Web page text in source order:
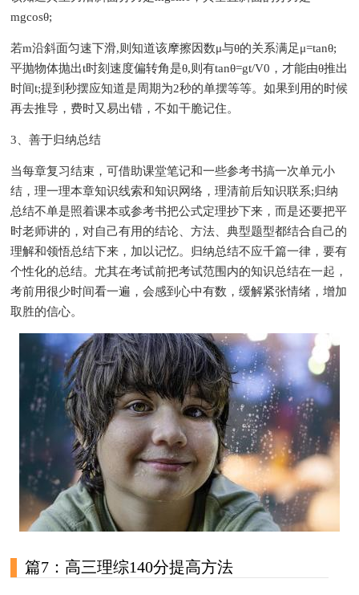
mgcosθ;
若m沿斜面匀速下滑,则知道该摩擦因数μ与θ的关系满足μ=tanθ;
平抛物体抛出t时刻速度偏转角是θ,则有tanθ=gt/V0，才能由θ推出
时间t;提到秒摆应知道是周期为2秒的单摆等等。如果到用的时候
再去推导，费时又易出错，不如干脆记住。
3、善于归纳总结
当每章复习结束，可借助课堂笔记和一些参考书搞一次单元小
结，理一理本章知识线索和知识网络，理清前后知识联系;归纳
总结不单是照着课本或参考书把公式定理抄下来，而是还要把平
时老师讲的，对自己有用的结论、方法、典型题型都结合自己的
理解和领悟总结下来，加以记忆。归纳总结不应千篇一律，要有
个性化的总结。尤其在考试前把考试范围内的知识总结在一起，
考前用很少时间看一遍，会感到心中有数，缓解紧张情绪，增加
取胜的信心。
篇7：高三理综140分提高方法